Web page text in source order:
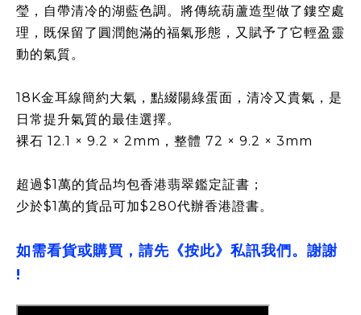
瑩，自帶清冷的湖藍色調。 將傳統葫蘆造型做了鏤空處
理，既保留了圓潤飽滿的福氣形態，又賦予了它輕盈靈
動的氣質。
18K金耳線簡約大氣，點綴陽綠蛋面，清冷又貴氣，是
日常提升氣質的最佳選擇。
裸石 12.1 × 9.2 × 2mm，整體 72 × 9.2 × 3mm
超過$1萬的貨品均包香港翡翠鑑定証書；
少於$1萬的貨品可加$280代辦香港證書。
如需看貨或購買，請先《按此》私訊我們。謝謝
!